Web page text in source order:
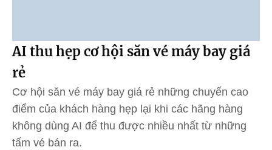
AI thu hẹp cơ hội săn vé máy bay giá
rẻ
Cơ hội săn vé máy bay giá rẻ những chuyến cao
điểm của khách hàng hẹp lại khi các hãng hàng
không dùng AI để thu được nhiều nhất từ những
tấm vé bán ra.